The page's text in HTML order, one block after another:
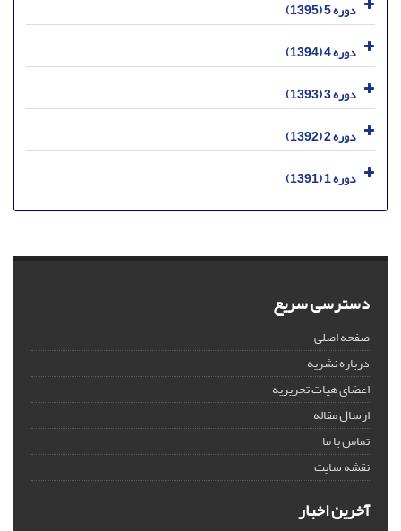
دوره 5 (1395)
دوره 4 (1394)
دوره 3 (1393)
دوره 2 (1392)
دوره 1 (1391)
دسترسی سریع
صفحه اصلی
درباره نشریه
اعضای هیات تحریریه
ارسال مقاله
تماس با ما
نقشه سایت
آخرین اخبار